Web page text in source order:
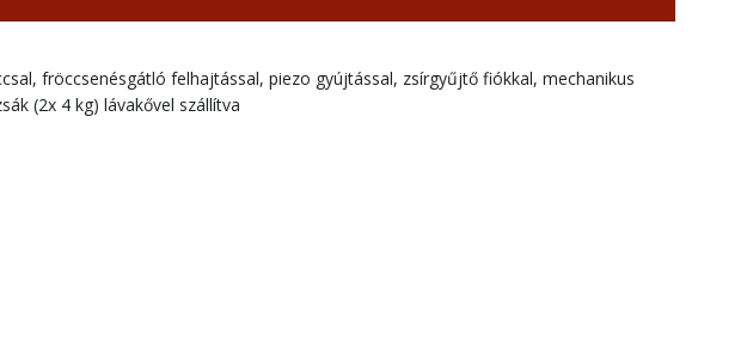
fröccsenésgátló felhajtással, piezo gyújtással, zsírgyűjtő fiókkal, mechanikus
(2x 4 kg) lávakővel szállítva